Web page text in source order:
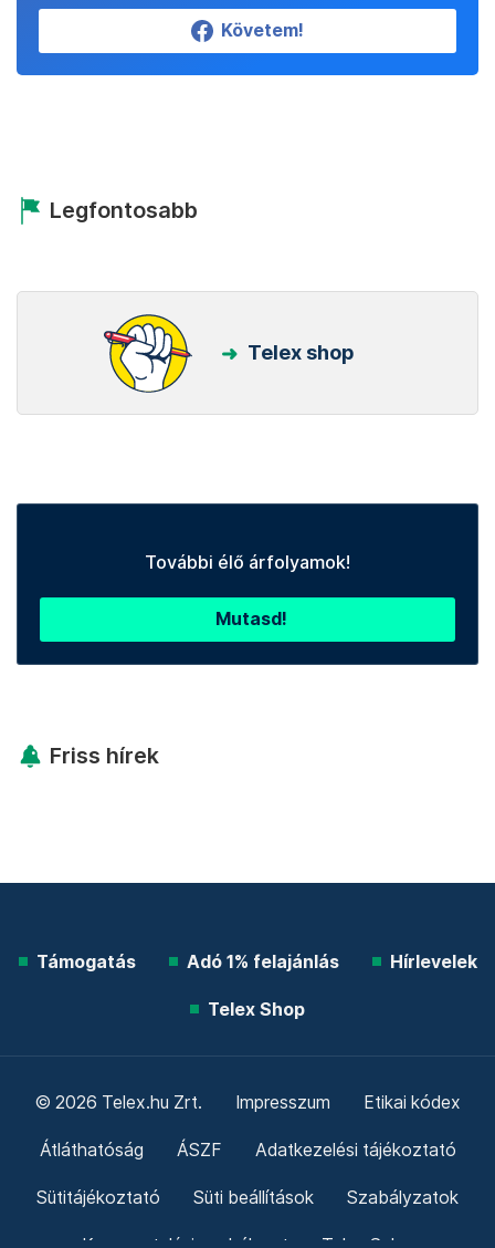
Követem!
Legfontosabb
Telex shop
További élő árfolyamok!
Mutasd!
Friss hírek
Támogatás Adó 1% felajánlás Hírlevelek
Telex Shop
© 2026 Telex.hu Zrt. Impresszum Etikai kódex
Átláthatóság ÁSZF Adatkezelési tájékoztató
Sütitájékoztató Süti beállítások Szabályzatok